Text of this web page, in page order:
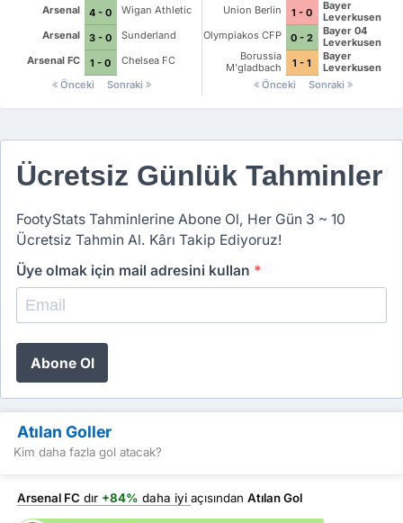
Arsenal 4 - 0
Wigan Athletic
Arsenal
3 - 0
Sunderland
Arsenal FC
1 - 0
Chelsea FC
Önceki
Sonraki
Union Berlin 1 - 0
Bayer
Leverkusen
Olympiakos CFP
0 - 2
Bayer 04
Leverkusen
Borussia
M'gladbach
1 - 1
Bayer
Leverkusen
Önceki
Sonraki
Ücretsiz Günlük Tahminler
FootyStats Tahminlerine Abone Ol, Her Gün 3 ~ 10
Ücretsiz Tahmin Al. Kârı Takip Ediyoruz!
Üye olmak için mail adresini kullan *
Abone Ol
Atılan Goller
Kim daha fazla gol atacak?
Arsenal FC dır +84% daha iyi açısından Atılan Gol